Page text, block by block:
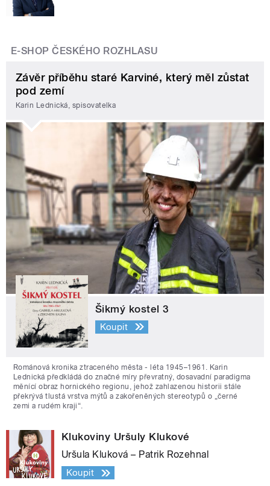
E-SHOP ČESKÉHO ROZHLASU
Závěr příběhu staré Karviné, který měl zůstat
pod zemí
Karin Lednická, spisovatelka
Šikmý kostel 3
Koupit
Románová kronika ztraceného města - léta 1945–1961. Karin
Lednická předkládá do značné míry převratný, dosavadní paradigma
měnící obraz hornického regionu, jehož zahlazenou historii stále
překrývá tlustá vrstva mýtů a zakořeněných stereotypů o „černé
zemi a rudém kraji“.
Klukoviny Uršuly Klukové
Uršula Kluková – Patrik Rozehnal
Koupit